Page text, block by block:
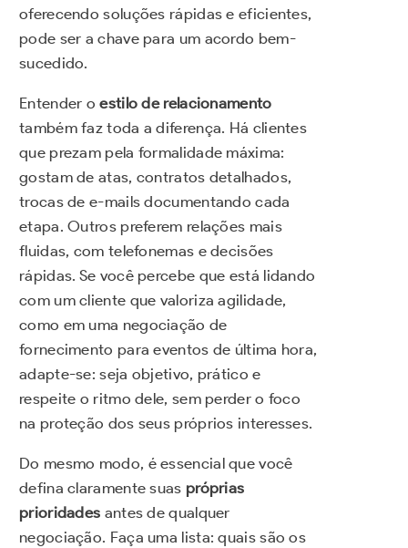
oferecendo soluções rápidas e eficientes,
pode ser a chave para um acordo bem-
sucedido.
Entender oestilo de relacionamento
também faz toda a diferença. Há clientes
que prezam pela formalidade máxima:
gostam de atas, contratos detalhados,
trocas de e-mails documentando cada
etapa. Outros preferem relações mais
fluidas, com telefonemas e decisões
rápidas. Se você percebe que está lidando
com um cliente que valoriza agilidade,
como em uma negociação de
fornecimento para eventos de última hora,
adapte-se: seja objetivo, prático e
respeite o ritmo dele, sem perder o foco
na proteção dos seus próprios interesses.
Do mesmo modo, é essencial que você
defina claramente suas próprias
prioridades antes de qualquer
negociação. Faça uma lista: quais são os